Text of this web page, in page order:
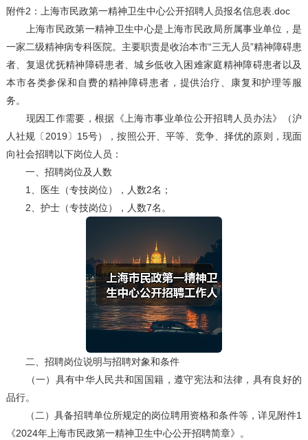
附件2：上海市民政第一精神卫生中心公开招聘人员报名信息表.doc
上海市民政第一精神卫生中心是上海市民政局所属事业单位，是
一家二级精神病专科医院。主要职责是收治本市“三无人员”精神障碍患
者、复退优抚精神障碍患者、城乡低收入困难家庭精神障碍患者以及
本市各类参保和自费的精神障碍患者，提供治疗、康复和护理等服
务。
现因工作需要，根据《上海市事业单位公开招聘人员办法》（沪
人社规〔2019〕15号），按照公开、平等、竞争、择优的原则，现面
向社会招聘以下岗位人员：
一、招聘岗位及人数
1、医生（专技岗位），人数2名；
2、护士（专技岗位），人数7名。
二、招聘岗位说明与招聘对象和条件
（一）具有中华人民共和国国籍，遵守宪法和法律，具有良好的
品行。
（二）具备招聘单位所规定的岗位聘用资格和条件等，详见附件1
《2024年上海市民政第一精神卫生中心公开招聘简章》。